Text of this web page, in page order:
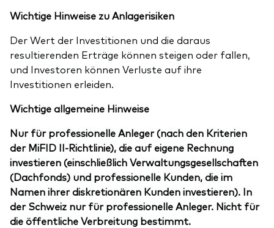
Wichtige Hinweise zu Anlagerisiken
Der Wert der Investitionen und die daraus
resultierenden Erträge können steigen oder fallen,
und Investoren können Verluste auf ihre
Investitionen erleiden.
Wichtige allgemeine Hinweise
Nur für professionelle Anleger (nach den Kriterien
der MiFID II-Richtlinie), die auf eigene Rechnung
investieren (einschließlich Verwaltungsgesellschaften
(Dachfonds) und professionelle Kunden, die im
Namen ihrer diskretionären Kunden investieren). In
der Schweiz nur für professionelle Anleger. Nicht für
die öffentliche Verbreitung bestimmt.